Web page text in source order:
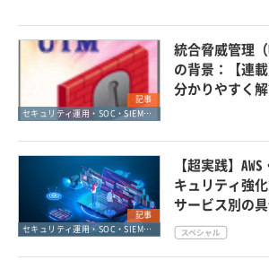
記事
セキュリティ運用・SOC・SIEM・ログ管理
統合脅威管理
の背景：【連
分かりやすく解
記事
セキュリティ運用・SOC・SIEM・ログ管理
【超実践】
キュリティ強
サービス別の